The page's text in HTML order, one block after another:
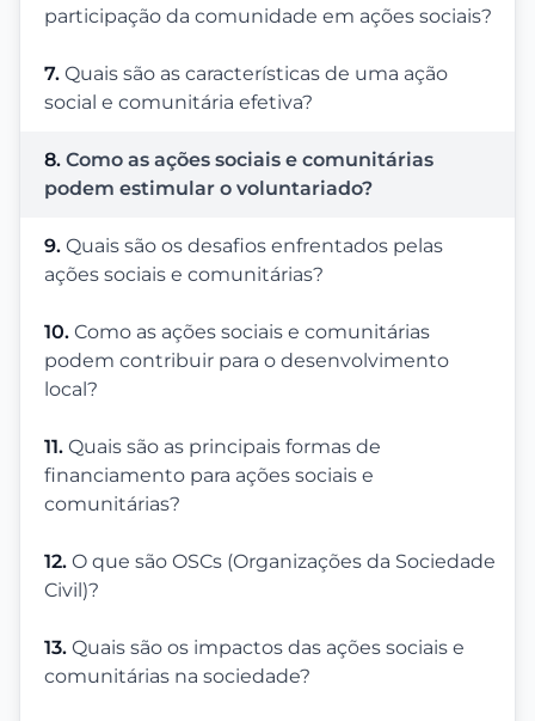
participação da comunidade em ações sociais?
7. Quais são as características de uma ação
social e comunitária efetiva?
8. Como as ações sociais e comunitárias
podem estimular o voluntariado?
9. Quais são os desafios enfrentados pelas
ações sociais e comunitárias?
10. Como as ações sociais e comunitárias
podem contribuir para o desenvolvimento
local?
11. Quais são as principais formas de
financiamento para ações sociais e
comunitárias?
12. O que são OSCs (Organizações da Sociedade
Civil)?
13. Quais são os impactos das ações sociais e
comunitárias na sociedade?